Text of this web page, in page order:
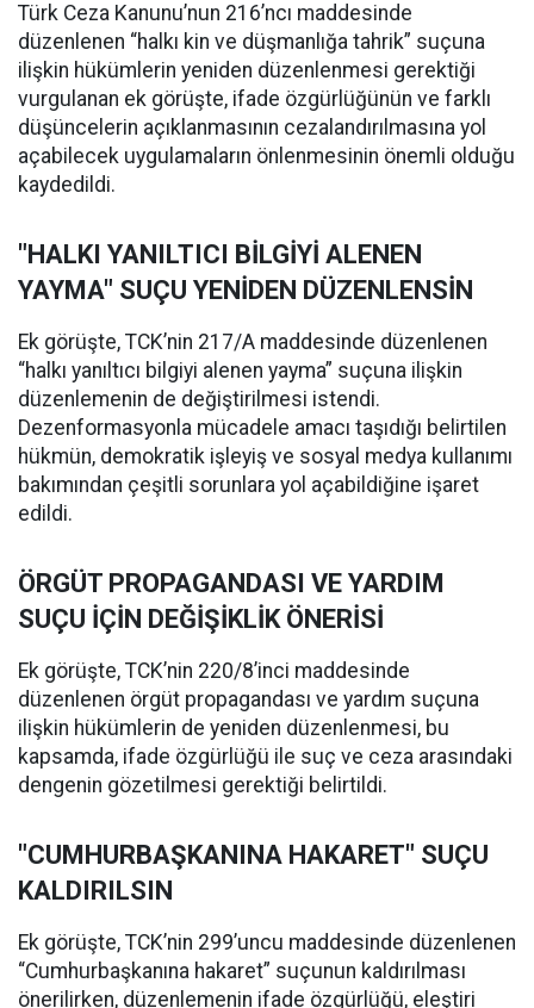
Türk Ceza Kanunu’nun 216’ncı maddesinde
düzenlenen “halkı kin ve düşmanlığa tahrik” suçuna
ilişkin hükümlerin yeniden düzenlenmesi gerektiği
vurgulanan ek görüşte, ifade özgürlüğünün ve farklı
düşüncelerin açıklanmasının cezalandırılmasına yol
açabilecek uygulamaların önlenmesinin önemli olduğu
kaydedildi.
"HALKI YANILTICI BİLGİYİ ALENEN
YAYMA" SUÇU YENİDEN DÜZENLENSİN
Ek görüşte, TCK’nin 217/A maddesinde düzenlenen
“halkı yanıltıcı bilgiyi alenen yayma” suçuna ilişkin
düzenlemenin de değiştirilmesi istendi.
Dezenformasyonla mücadele amacı taşıdığı belirtilen
hükmün, demokratik işleyiş ve sosyal medya kullanımı
bakımından çeşitli sorunlara yol açabildiğine işaret
edildi.
ÖRGÜT PROPAGANDASI VE YARDIM
SUÇU İÇİN DEĞİŞİKLİK ÖNERİSİ
Ek görüşte, TCK’nin 220/8’inci maddesinde
düzenlenen örgüt propagandası ve yardım suçuna
ilişkin hükümlerin de yeniden düzenlenmesi, bu
kapsamda, ifade özgürlüğü ile suç ve ceza arasındaki
dengenin gözetilmesi gerektiği belirtildi.
"CUMHURBAŞKANINA HAKARET" SUÇU
KALDIRILSIN
Ek görüşte, TCK’nin 299’uncu maddesinde düzenlenen
“Cumhurbaşkanına hakaret” suçunun kaldırılması
önerilirken, düzenlemenin ifade özgürlüğü, eleştiri